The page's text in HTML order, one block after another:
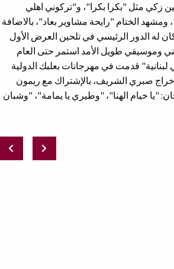
وتلحين زكي مثل "بكرا بكرا"، و"تركوني اهلي
شعر طلال حيدر (1937-)، و"طاير طاير"، ومشهد الختام "رايحة مشاوير بعاد"، بالاضافة
تصوريّة له وأخرى لبوغوص جلاليان (1927-2011) كما كان له الدور الرئيسي في تلحين العرض الأول
في عام 1972 والذي مهّد لتعاون فني وموسيقي طويل الأمد استمر حتى العام
في شعر وتلحين آخر"ليالي لبنانية" قدمت في مهرجانات بعلبك الدولية
صبري الشريف، بالإشتراك مع ريمون
"يا خيام الهنا"، "وطيري يا يمامة"، "وشبان